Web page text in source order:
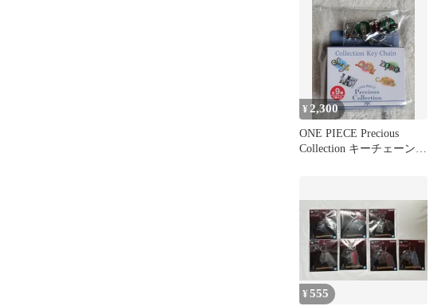
¥ 2,300
ONE PIECE Precious
Collection キーチェーン
¥555